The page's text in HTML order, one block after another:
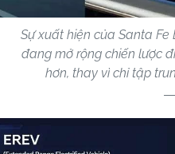
Sự xuất hiện của Santa Fe
đang mở rộng chiến lược
hơn, thay vì chỉ tập